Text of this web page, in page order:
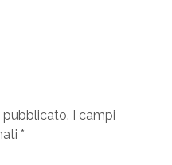
pubblicato. I campi
*